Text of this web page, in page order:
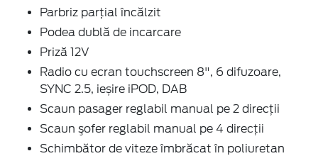
Parbriz parţial încălzit
Podea dublă de incarcare
Priză 12V
Radio cu ecran touchscreen 8", 6 difuzoare,
SYNC 2.5, ieșire iPOD, DAB
Scaun pasager reglabil manual pe 2 direcţii
Scaun şofer reglabil manual pe 4 direcţii
Schimbător de viteze îmbrăcat în poliuretan